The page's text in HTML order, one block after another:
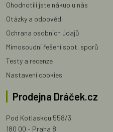
Ohodnotili jste nákup u nás
Otázky a odpovědi
Ochrana osobních údajů
Mimosoudní řešení spot. sporů
Testy a recenze
Nastavení cookies
Prodejna Dráček.cz
Pod Kotlaskou 558/3
180 00 - Praha 8